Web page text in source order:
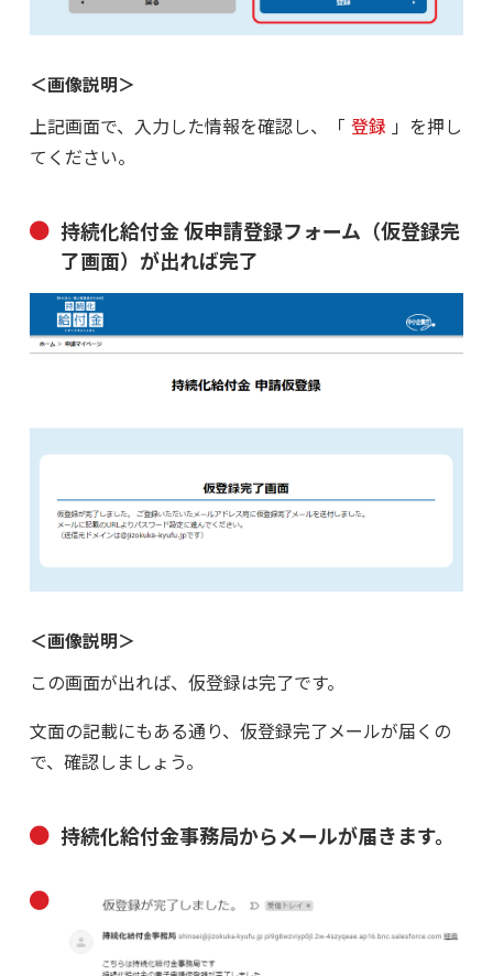
＜画像説明＞
上記画面で、入力した情報を確認し、「 登録 」を押し
てください。
持続化給付金 仮申請登録フォーム（仮登録完
了画面）が出れば完了
＜画像説明＞
この画面が出れば、仮登録は完了です。
文面の記載にもある通り、仮登録完了メールが届くの
で、確認しましょう。
持続化給付金事務局からメールが届きます。